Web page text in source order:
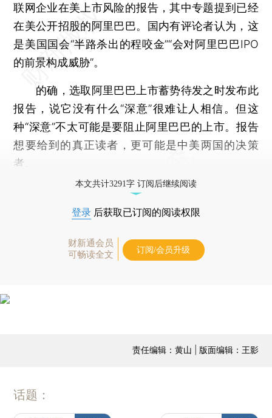
联网企业在美上市风险的报告，其中专题提到已经
在美公开招股的阿里巴巴。国内有评论者认为，这
是美国国会“半路杀出的程咬金”“会对阿里巴巴IPO
的前景构成威胁”。
的确，选取阿里巴巴上市蓄势待发之时发布此
报告，说它没有什么“深意”很难让人相信。但这
种“深意”不太可能是要阻止阿里巴巴的上市。报告
想要给到的真正读者，更可能是中美两国的决策
者。
本文共计3291字 订阅后继续阅读
登录 后获取已订阅的阅读权限
财新通会员
可畅读全文
订阅/会员升级
责任编辑：黄山 | 版面编辑：王影
话题：